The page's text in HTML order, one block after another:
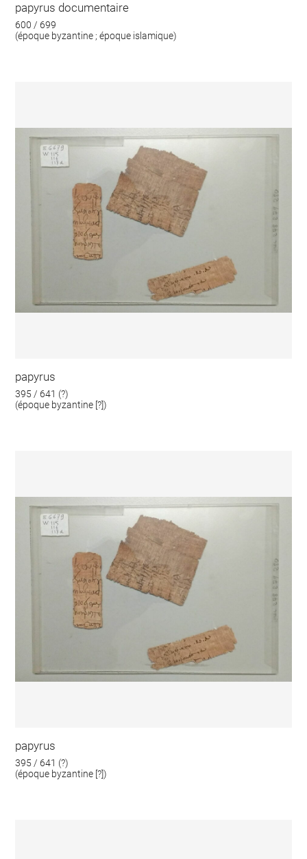
papyrus documentaire
600 / 699
(époque byzantine ; époque islamique)
papyrus
395 / 641 (?)
(époque byzantine [?])
papyrus
395 / 641 (?)
(époque byzantine [?])